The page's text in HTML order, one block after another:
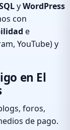
yWordPress
con
e
YouTube) y
en El
foros,
de pago.